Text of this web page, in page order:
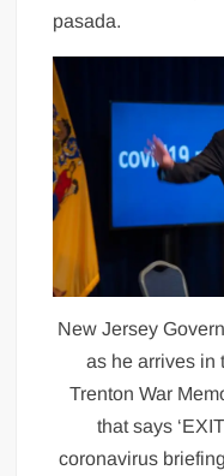
pasada.
New Jersey
as he arrives in
Trenton War
that says
coronavirus